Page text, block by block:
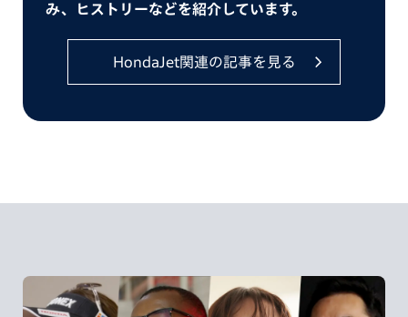
み、ヒストリーなどを紹介しています。​
HondaJet関連の記事を見る